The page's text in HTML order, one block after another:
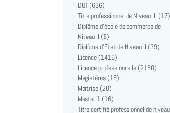
DUT (636)
Titre professionnel de Niveau III (17)
Diplôme d'école de commerce de
Niveau II (5)
Diplôme d'Etat de Niveau II (39)
Licence (1416)
Licence professionnelle (2180)
Magistères (18)
Maîtrise (20)
Master 1 (16)
Titre certifié professionnel de niveau